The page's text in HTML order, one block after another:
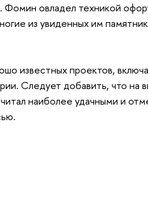
Фомин овладел техникой
из увиденных им
известных проектов,
Следует добавить, что на
наиболее удачными и